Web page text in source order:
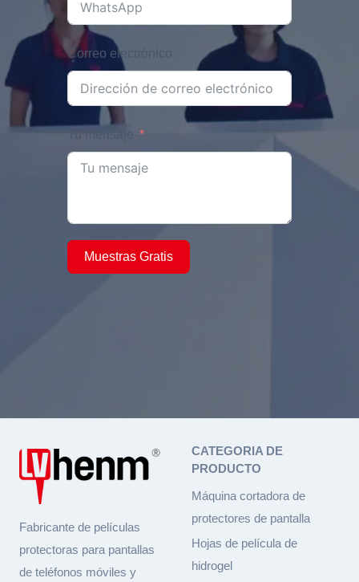
Correo electrónico
Muestras Gratis
Fabricante de películas
protectoras para pantallas
de teléfonos móviles y
CATEGORIA DE
PRODUCTO
Máquina cortadora de
protectores de pantalla
Hojas de película de
hidrogel